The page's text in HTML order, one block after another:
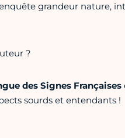
grandeur nature,
?
des Signes Françaises
sourds et entendants !